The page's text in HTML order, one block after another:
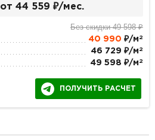
от 44 559 ₽/мес.
Без скидки 49 598 ₽
40 990 ₽/м 2
46 729 ₽/м 2
49 598 ₽/м 2
ПОЛУЧИТЬ РАСЧЕТ